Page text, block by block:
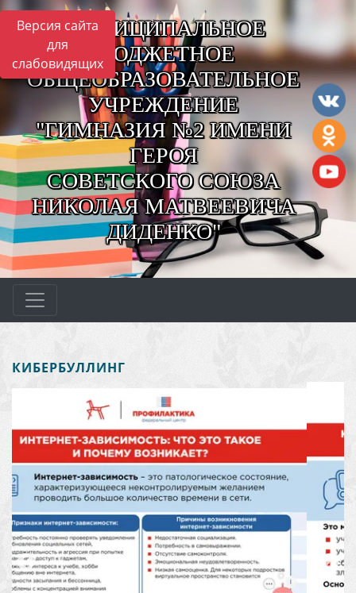
Версия сайта
для
слабовидящих
МУНИЦИПАЛЬНОЕ
БЮДЖЕТНОЕ
ОБЩЕОБРАЗОВАТЕЛЬНОЕ
УЧРЕЖДЕНИЕ
"ГИМНАЗИЯ №2 ИМЕНИ
ГЕРОЯ
СОВЕТСКОГО СОЮЗА
НИКОЛАЯ МАТВЕЕВИЧА
ДИДЕНКО"
КИБЕРБУЛЛИНГ